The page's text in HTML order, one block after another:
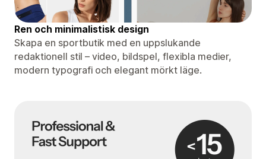
Ren och minimalistisk design
Skapa en sportbutik med en uppslukande
redaktionell stil – video, bildspel, flexibla medier,
modern typografi och elegant mörkt läge.